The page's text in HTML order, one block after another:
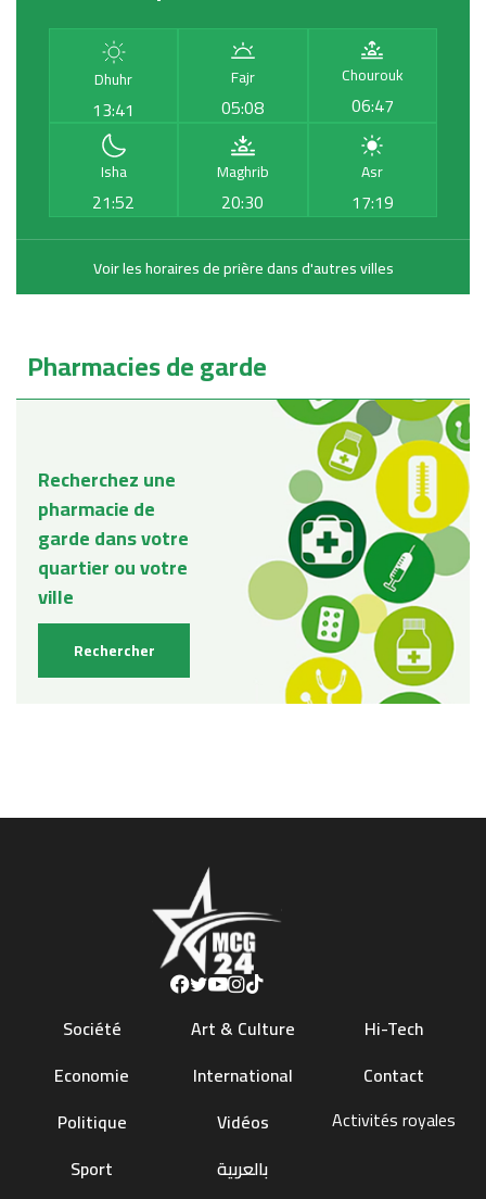
Société
Economie
Politique
Sport
Art & Culture
International
Vidéos
بالعربية
Hi-Tech
Contact
Activités royales